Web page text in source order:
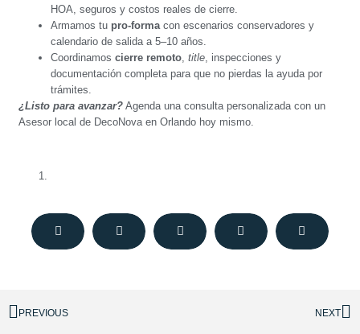
HOA, seguros y costos reales de cierre.
Armamos tu pro-forma con escenarios conservadores y
calendario de salida a 5–10 años.
Coordinamoscierre remoto ,title , inspecciones y
documentación completa para que no pierdas la ayuda por
trámites.
¿Listo para avanzar? Agenda una consulta personalizada con un
Asesor local de DecoNova en Orlando hoy mismo.
PREVIOUS NEXT